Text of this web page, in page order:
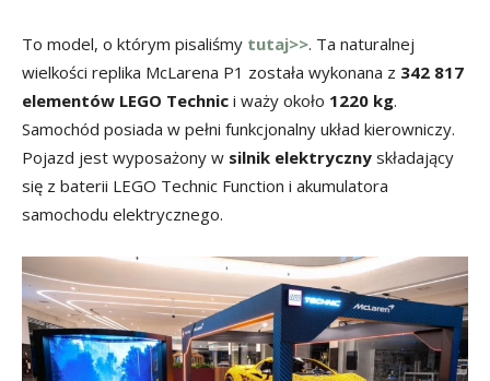
To model, o którym pisaliśmy tutaj>>. Ta naturalnej
wielkości replika McLarena P1 została wykonana z 342 817
elementów LEGO Technic i waży około 1220 kg.
Samochód posiada w pełni funkcjonalny układ kierowniczy.
Pojazd jest wyposażony w silnik elektryczny składający
się z baterii LEGO Technic Function i akumulatora
samochodu elektrycznego.